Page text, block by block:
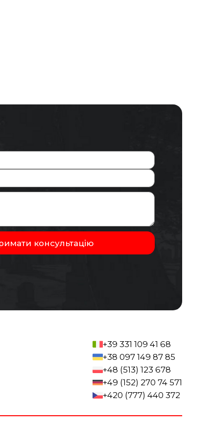
+39 331 109 41 68
+38 097 149 87 85
+48 (513) 123 678
+49 (152) 270 74 571
+420 (777) 440 372